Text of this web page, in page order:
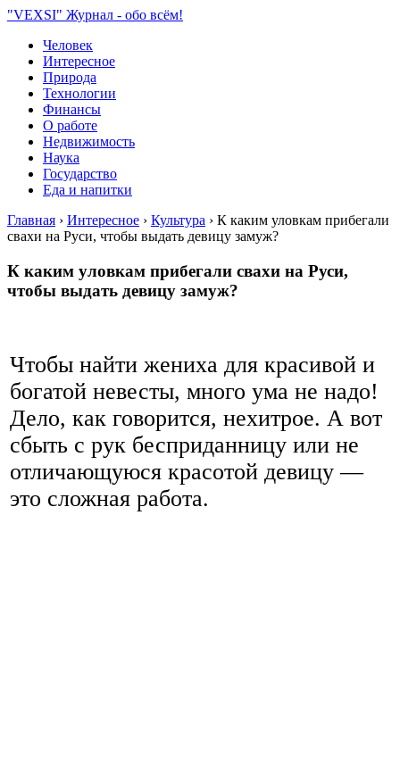
"VEXSI" Журнал - обо всём!
Человек
Интересное
Природа
Технологии
Финансы
О работе
Недвижимость
Наука
Государство
Еда и напитки
Главная › Интересное › Культура › К каким уловкам прибегали
свахи на Руси, чтобы выдать девицу замуж?
К каким уловкам прибегали свахи на Руси,
чтобы выдать девицу замуж?
Чтобы найти жениха для красивой и
богатой невесты, много ума не надо!
Дело, как говорится, нехитрое. А вот
сбыть с рук бесприданницу или не
отличающуюся красотой девицу —
это сложная работа.